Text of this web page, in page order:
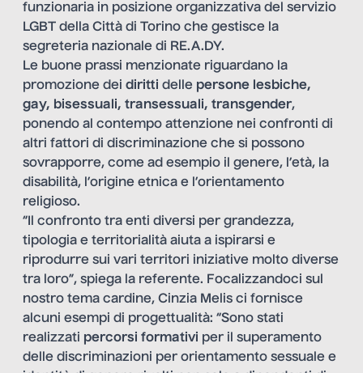
funzionaria in posizione organizzativa del servizio
LGBT della Città di Torino che gestisce la
segreteria nazionale di RE.A.DY.
Le buone prassi menzionate riguardano la
promozione dei diritti delle persone lesbiche,
gay, bisessuali, transessuali, transgender,
ponendo al contempo attenzione nei confronti di
altri fattori di discriminazione che si possono
sovrapporre, come ad esempio il genere, l’età, la
disabilità, l’origine etnica e l’orientamento
religioso.
“Il confronto tra enti diversi per grandezza,
tipologia e territorialità aiuta a ispirarsi e
riprodurre sui vari territori iniziative molto diverse
tra loro”, spiega la referente. Focalizzandoci sul
nostro tema cardine, Cinzia Melis ci fornisce
alcuni esempi di progettualità: “Sono stati
realizzati percorsi formativi per il superamento
delle discriminazioni per orientamento sessuale e